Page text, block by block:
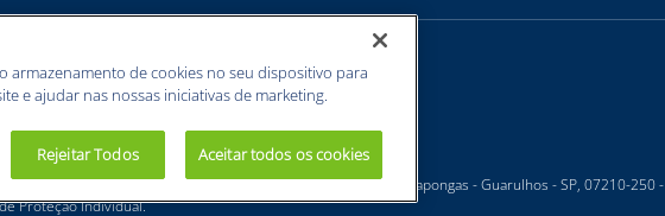
43.854.777/0001-26 - Estrada Velha Guarulhos, 5135 - Jardim Arapongas - Guarulhos - SP, 07210-250 -
Proteção Individual.
armazenamento de cookies no seu dispositivo para
e ajudar nas nossas iniciativas de marketing.
Rejeitar Todos Aceitar todos os cookies